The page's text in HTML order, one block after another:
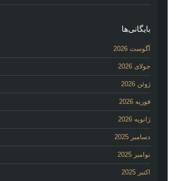
بایگانی‌ها
آگوست 2026
جولای 2026
ژوئن 2026
فوریه 2026
ژانویه 2026
دسامبر 2025
نوامبر 2025
اکتبر 2025